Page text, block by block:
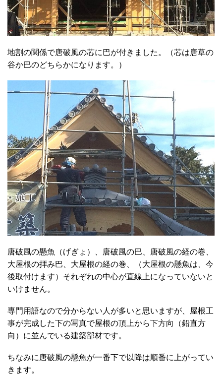
地割の関係で唐破風の芯に巴が付きました。（芯は唐草の
谷か巴のどちらかになります。）
唐破風の懸魚（げぎょ）、唐破風の巴、唐破風の経の巻、
大屋根の拝み巴、大屋根の経の巻、（大屋根の懸魚は、今
後取付けます）それぞれの中心が直線上になっていないと
いけません。
専門用語なので分からない人が多いと思いますが、屋根工
事が完成した下の写真で屋根の頂上から下方向（鉛直方
向）に並んでいる建築部材です。
ちなみに唐破風の懸魚が一番下で以降は順番に上がってい
きます。